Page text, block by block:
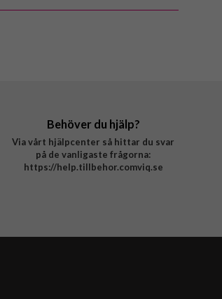
Behöver du hjälp?
Via vårt hjälpcenter så hittar du svar
på de vanligaste frågorna:
https://help.tillbehor.comviq.se